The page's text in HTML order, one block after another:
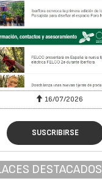
16/07/2026
SUSCRIBIRSE
DESTACADOS